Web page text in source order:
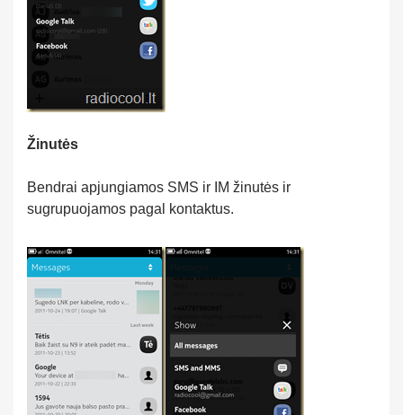
Žinutės
Bendrai apjungiamos SMS ir IM žinutės ir
sugrupuojamos pagal kontaktus.